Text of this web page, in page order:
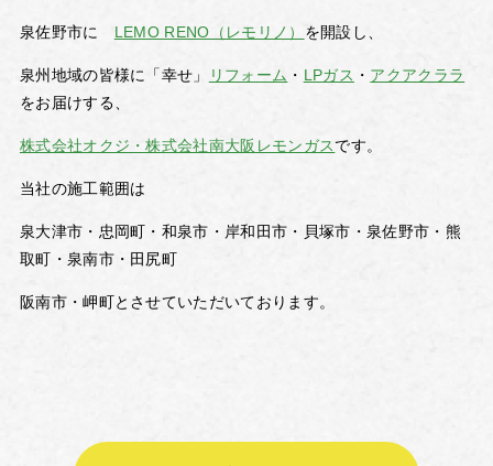
泉佐野市に LEMO RENO（レモリノ） を開設し、
泉州地域の皆様に「幸せ」 リフォーム ・ LPガス ・ アクアクララ
をお届けする、
株式会社オクジ・株式会社南大阪レモンガスです。
当社の施工範囲は
泉大津市・忠岡町・和泉市・岸和田市・貝塚市・泉佐野市・熊
取町・泉南市・田尻町
阪南市・岬町とさせていただいております。